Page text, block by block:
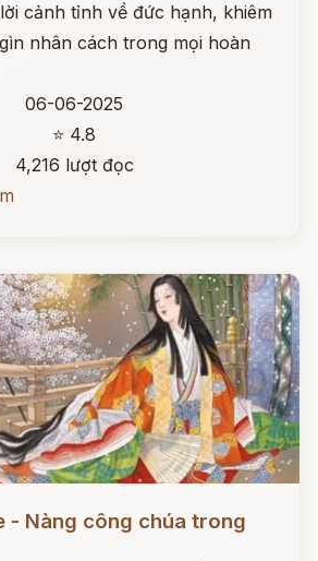
cảnh tỉnh về đức hạnh, khiêm
nhân cách trong mọi hoàn
06-06-2025
⭐ 4.8
4,216 lượt đọc
- Nàng công chúa trong